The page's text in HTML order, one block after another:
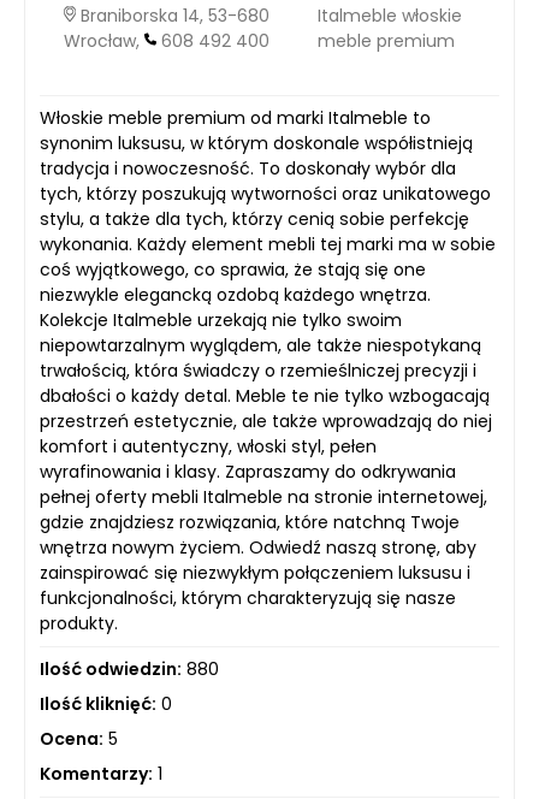
Braniborska 14, 53-680
Wrocław,
608 492 400
Italmeble włoskie
meble premium
Włoskie meble premium od marki Italmeble to
synonim luksusu, w którym doskonale współistnieją
tradycja i nowoczesność. To doskonały wybór dla
tych, którzy poszukują wytworności oraz unikatowego
stylu, a także dla tych, którzy cenią sobie perfekcję
wykonania. Każdy element mebli tej marki ma w sobie
coś wyjątkowego, co sprawia, że stają się one
niezwykle elegancką ozdobą każdego wnętrza.
Kolekcje Italmeble urzekają nie tylko swoim
niepowtarzalnym wyglądem, ale także niespotykaną
trwałością, która świadczy o rzemieślniczej precyzji i
dbałości o każdy detal. Meble te nie tylko wzbogacają
przestrzeń estetycznie, ale także wprowadzają do niej
komfort i autentyczny, włoski styl, pełen
wyrafinowania i klasy. Zapraszamy do odkrywania
pełnej oferty mebli Italmeble na stronie internetowej,
gdzie znajdziesz rozwiązania, które natchną Twoje
wnętrza nowym życiem. Odwiedź naszą stronę, aby
zainspirować się niezwykłym połączeniem luksusu i
funkcjonalności, którym charakteryzują się nasze
produkty.
Ilość odwiedzin: 880
Ilość kliknięć: 0
Ocena: 5
Komentarzy: 1